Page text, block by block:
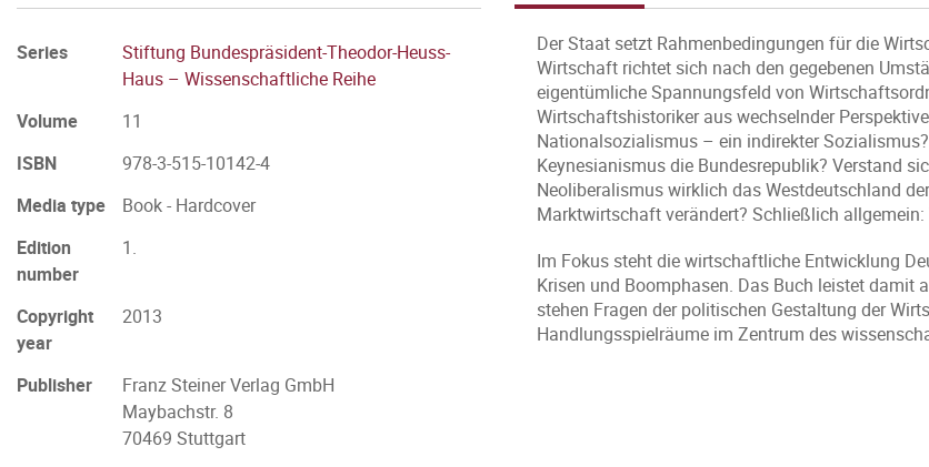
Der Staat setzt Rahmenbedingungen für die
Wirtschaft richtet sich nach den gegebenen
eigentümliche Spannungsfeld von
Wirtschaftshistoriker aus wechselnder
Nationalsozialismus – ein indirekter
Keynesianismus die Bundesrepublik? Verstand
Neoliberalismus wirklich das Westdeutschland
Marktwirtschaft verändert? Schließlich
Im Fokus steht die wirtschaftliche Entwicklung
Krisen und Boomphasen. Das Buch leistet damit
stehen Fragen der politischen Gestaltung der
Handlungsspielräume im Zentrum des
Series
Stiftung Bundespräsident-Theodor-Heuss-
Haus – Wissenschaftliche Reihe
Volume
11
ISBN
978-3-515-10142-4
Media type
Book - Hardcover
Edition
number
1.
Copyright
year
2013
Publisher
Franz Steiner Verlag GmbH
Maybachstr. 8
70469 Stuttgart